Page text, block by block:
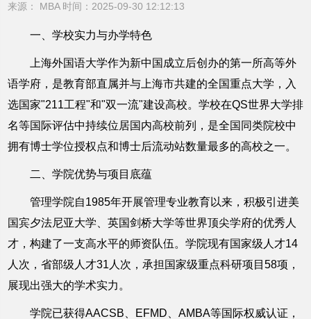
来源： MBA 时间：2025-09-30 12:12:13
一、学校实力与办学特色
上海外国语大学作为新中国成立后创办的第一所高等外
语学府，是教育部直属并与上海市共建的全国重点大学，入
选国家"211工程"和"双一流"建设高校。学校在QS世界大学排
名等国际评估中持续位居国内高校前列，是全国同类院校中
拥有博士学位授权点和博士后流动站数量最多的高校之一。
二、学院优势与项目底蕴
管理学院自1985年开展管理专业教育以来，积极引进美
国宾夕法尼亚大学、英国剑桥大学等世界顶尖学府的优秀人
才，构建了一支高水平的师资队伍。学院现有国家级人才14
人次，省部级人才31人次，承担国家级重点科研项目58项，
展现出强大的学术实力。
学院已获得AACSB、EFMD、AMBA等国际权威认证，